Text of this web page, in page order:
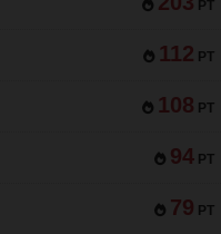
PT
112 PT
108 PT
94 PT
79 PT